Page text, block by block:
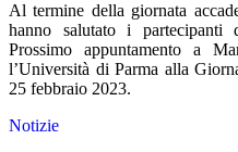
Al termine della giornata
hanno salutato i partecipanti
Prossimo appuntamento a
l’Università di Parma alla
25 febbraio 2023.
Notizie